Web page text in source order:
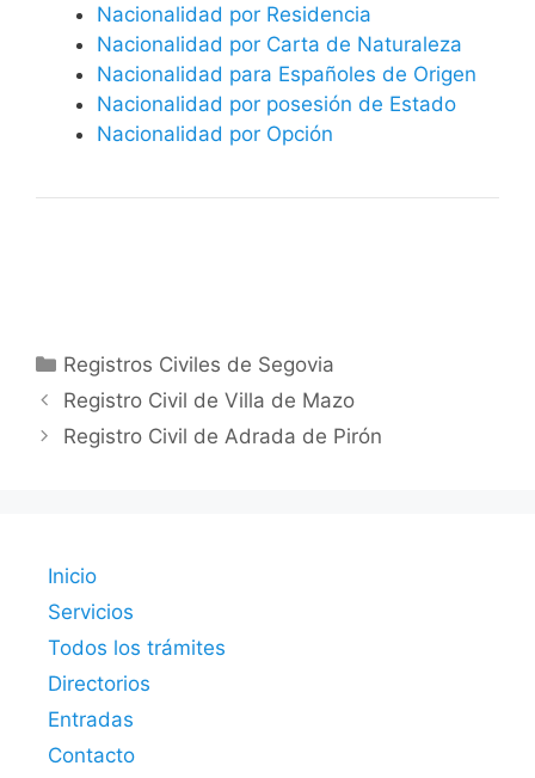
Nacionalidad por Residencia
Nacionalidad por Carta de Naturaleza
Nacionalidad para Españoles de Origen
Nacionalidad por posesión de Estado
Nacionalidad por Opción
Categorías
Registros Civiles de Segovia
Registro Civil de Villa de Mazo
Registro Civil de Adrada de Pirón
Inicio
Servicios
Todos los trámites
Directorios
Entradas
Contacto